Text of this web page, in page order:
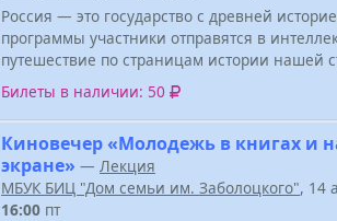
Россия — это государство с древней
программы участники отправятся в
путешествие по страницам истории нашей
Билеты в наличии: 50
Киновечер «Молодежь в книгах и
экране» — Лекция
МБУК БИЦ "Дом семьи им. Заболоцкого", 14
16:00 пт